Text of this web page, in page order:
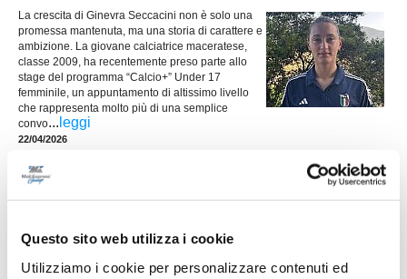
Questo sito web utilizza i cookie
Utilizziamo i cookie per personalizzare contenuti ed
La crescita di Ginevra Seccacini non è solo una
promessa mantenuta, ma una storia di carattere e
ambizione. La giovane calciatrice maceratese,
classe 2009, ha recentemente preso parte allo
stage del programma “Calcio+” Under 17
femminile, un appuntamento di altissimo livello
che rappresenta molto più di una semplice
convo... leggi
22/04/2026
TORNEO DELLE REGIONI. La Femminile
Femminile Puglia – Marche: 0-1 PUGLIA (4-3-3):
Lospalluto); Liuzzi (1’ st Buttiglione), Vitale,